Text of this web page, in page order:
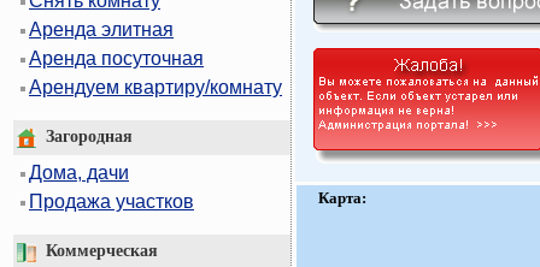
Аренда элитная
Аренда посуточная
Арендуем квартиру/комнату
Загородная
Дома, дачи
Продажа участков
Коммерческая
Карта: